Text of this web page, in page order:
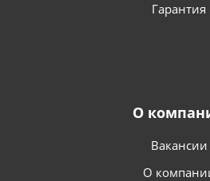
Гарантия
О
Вакансии
О